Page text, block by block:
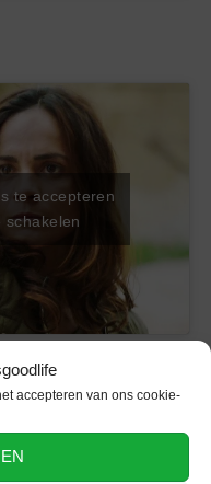
accepteren van ons cookie-
te accepteren
schakelen